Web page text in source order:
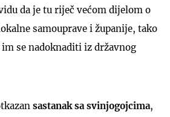
da je tu riječ većom dijelom o
samouprave i županije, tako
se nadoknaditi iz državnog
sastanak sa svinjogojcima,